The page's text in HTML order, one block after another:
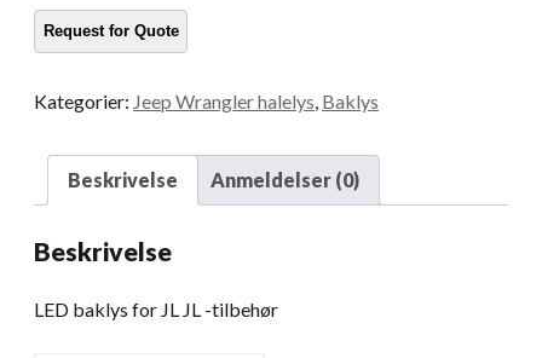
JL
-
mengde
Kategorier: Jeep Wrangler halelys Baklys
Beskrivelse Anmeldelser (0)
Beskrivelse
LED baklys for JL JL -tilbehør